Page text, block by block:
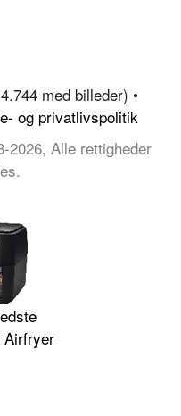
med billeder) •
og privatlivspolitik
2026, Alle rettigheder
Airfryer